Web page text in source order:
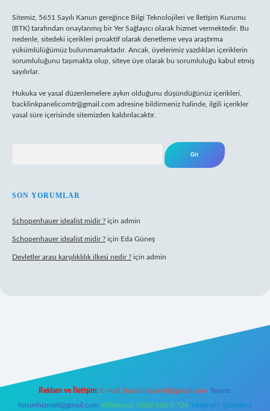
Sitemiz, 5651 Sayılı Kanun gereğince Bilgi Teknolojileri ve İletişim Kurumu
(BTK) tarafından onaylanmış bir Yer Sağlayıcı olarak hizmet vermektedir. Bu
nedenle, sitedeki içerikleri proaktif olarak denetleme veya araştırma
yükümlülüğümüz bulunmamaktadır. Ancak, üyelerimiz yazdıkları içeriklerin
sorumluluğunu taşımakta olup, siteye üye olarak bu sorumluluğu kabul etmiş
sayılırlar.
Hukuka ve yasal düzenlemelere aykırı olduğunu düşündüğünüz içerikleri,
backlinkpanelicomtr@gmail.com adresine bildirmeniz halinde, ilgili içerikler
yasal süre içerisinde sitemizden kaldırılacaktır.
SON YORUMLAR
Schopenhauer idealist midir ? için admin
Schopenhauer idealist midir ? için Eda Güneş
Devletler arası karşılıklılık ilkesi nedir ? için admin
Reklam ve İletişim: E-mail: backlinkpaneli@gmail.com Teams:
forumhizmeti@gmail.com Whatsapp: 0262 606 0 726 Telegram: @karabul